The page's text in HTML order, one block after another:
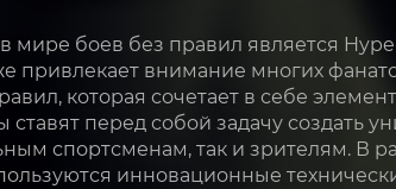
боев без правил является
привлекает внимание многих
которая сочетает в себе
перед собой задачу создать
спортсменам, так и зрителям. В
инновационные